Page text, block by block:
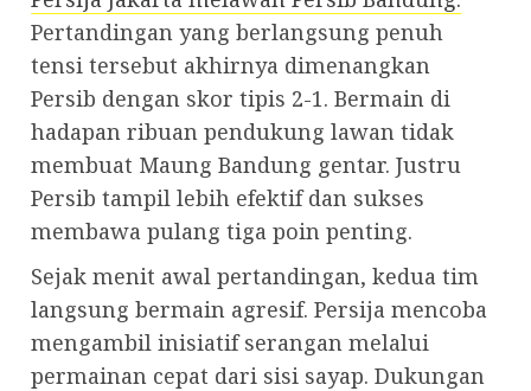
Pertandingan yang berlangsung penuh
tensi tersebut akhirnya dimenangkan
Persib dengan skor tipis 2-1. Bermain di
hadapan ribuan pendukung lawan tidak
membuat Maung Bandung gentar. Justru
Persib tampil lebih efektif dan sukses
membawa pulang tiga poin penting.
Sejak menit awal pertandingan, kedua tim
langsung bermain agresif. Persija mencoba
mengambil inisiatif serangan melalui
permainan cepat dari sisi sayap. Dukungan